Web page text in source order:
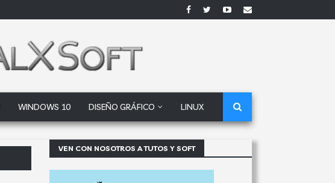
WINDOWS 10 DISEÑO GRÁFICO LINUX
VEN CON NOSOTROS A TUTOS Y SOFT